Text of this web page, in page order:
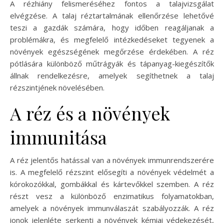
A rézhiány felismeréséhez fontos a talajvizsgálat
elvégzése. A talaj réztartalmának ellenőrzése lehetővé
teszi a gazdák számára, hogy időben reagáljanak a
problémákra, és megfelelő intézkedéseket tegyenek a
növények egészségének megőrzése érdekében. A réz
pótlására különböző műtrágyák és tápanyag-kiegészítők
állnak rendelkezésre, amelyek segíthetnek a talaj
rézszintjének növelésében.
A réz és a növények
immunitása
A réz jelentős hatással van a növények immunrendszerére
is. A megfelelő rézszint elősegíti a növények védelmét a
kórokozókkal, gombákkal és kártevőkkel szemben. A réz
részt vesz a különböző enzimatikus folyamatokban,
amelyek a növények immunválaszát szabályozzák. A réz
ionok jelenléte serkenti a növények kémiai védekezését,